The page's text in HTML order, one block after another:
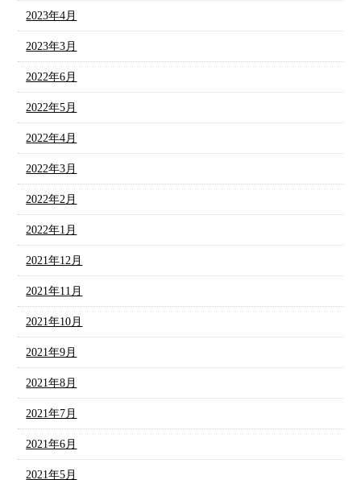
2023年4月
2023年3月
2022年6月
2022年5月
2022年4月
2022年3月
2022年2月
2022年1月
2021年12月
2021年11月
2021年10月
2021年9月
2021年8月
2021年7月
2021年6月
2021年5月